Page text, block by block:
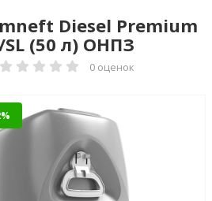
Diesel Premium
SL (50 л) ОНПЗ
0 оценок